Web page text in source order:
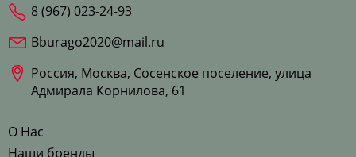
8 (967) 023-24-93
Bburago2020@mail.ru
Россия, Москва, Сосенское поселение, улица
Адмирала Корнилова, 61
О Нас
Наши бренды